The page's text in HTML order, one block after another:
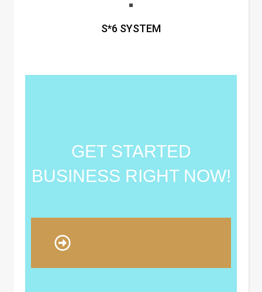
S*6 SYSTEM
GET STARTED
BUSINESS RIGHT NOW!